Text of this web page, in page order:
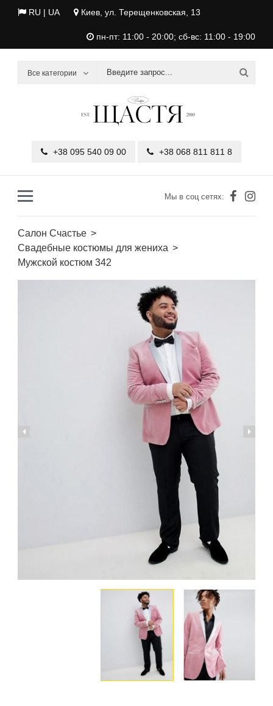
RU | UA Киев, ул. Терещенковская, 13
пн-пт: 11:00 - 20:00; сб-вс: 11:00 - 19:00
Все категории
+38 095 540 09 00 +38 068 811 811 8
Мы в соц сетях:
Салон Счастье
Свадебные костюмы для жениха
Мужской костюм 342